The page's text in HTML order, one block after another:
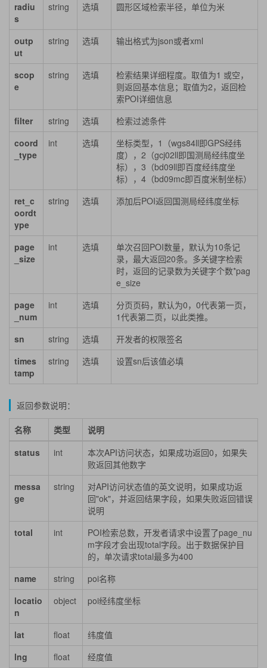
radiu
s
string 选填 圆形区域检索半径，单位为米
outp
ut
string 选填 输出格式为json或者xml
scop
e
string 选填
检索结果详细程度。取值为1 或空，
则返回基本信息；取值为2，返回检
索POI详细信息
filter
string 选填
检索过滤条件
coord
_type
int 选填
坐标类型，1（wgs84ll即GPS经纬
度），2（gcj02ll即国测局经纬度坐
标），3（bd09ll即百度经纬度坐
标），4（bd09mc即百度米制坐标）
ret_c
oordt
ype
string 选填 添加后POI返回国测局经纬度坐标
page
_size
int 选填
单次召回POI数量，默认为10条记
录，最大返回20条。多关键字检索
时，返回的记录数为关键字个数*pag
e_size
page
_num
int 选填
分页页码，默认为0，0代表第一页，
1代表第二页，以此类推。
sn
string 选填
开发者的权限签名
times
tamp
string 选填 设置sn后该值必填
返回参数说明：
名称 类型
说明
status
int
本次API访问状态，如果成功返回0，如果失
败返回其他数字
messa
ge
string
对API访问状态值的英文说明，如果成功返
回"ok"，并返回结果字段，如果失败返回错误
说明
total
int
POI检索总数，开发者请求中设置了page_nu
m字段才会出现total字段。出于数据保护目
的，单次请求total最多为400
name
string
poi名称
locatio
n
object poi经纬度坐标
lat float
纬度值
lng
float 经度值